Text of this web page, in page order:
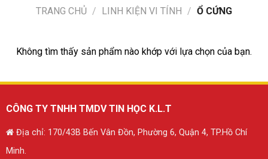
TRANG CHỦ / LINH KIỆN VI TÍNH / Ổ CỨNG
Không tìm thấy sản phẩm nào khớp với lựa chọn của bạn.
CÔNG TY TNHH TMDV TIN HỌC K.L.T
Địa chỉ: 170/43B Bến Vân Đồn, Phường 6, Quận 4, TP.Hồ Chí
Minh.